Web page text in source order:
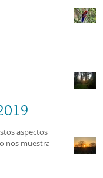
aspectos del
muestran